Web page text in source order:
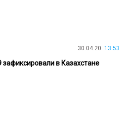
30.04.20 13:53
в Казахстане